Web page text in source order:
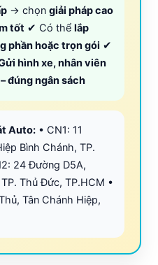
→ chọn giải pháp cao
tốt ✔ Có thể lắp
phần hoặc trọn gói ✔
hình xe, nhân viên
đúng ngân sách
Auto: • CN1: 11
Bình Chánh, TP.
24 Đường D5A,
Thủ Đức, TP.HCM •
Tân Chánh Hiệp,